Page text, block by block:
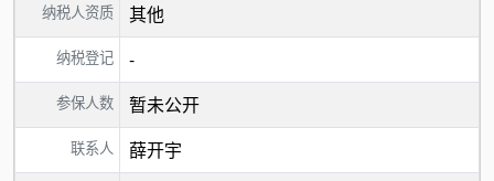
纳税人资质 其他
纳税登记 -
参保人数 暂未公开
联系人 薛开宇